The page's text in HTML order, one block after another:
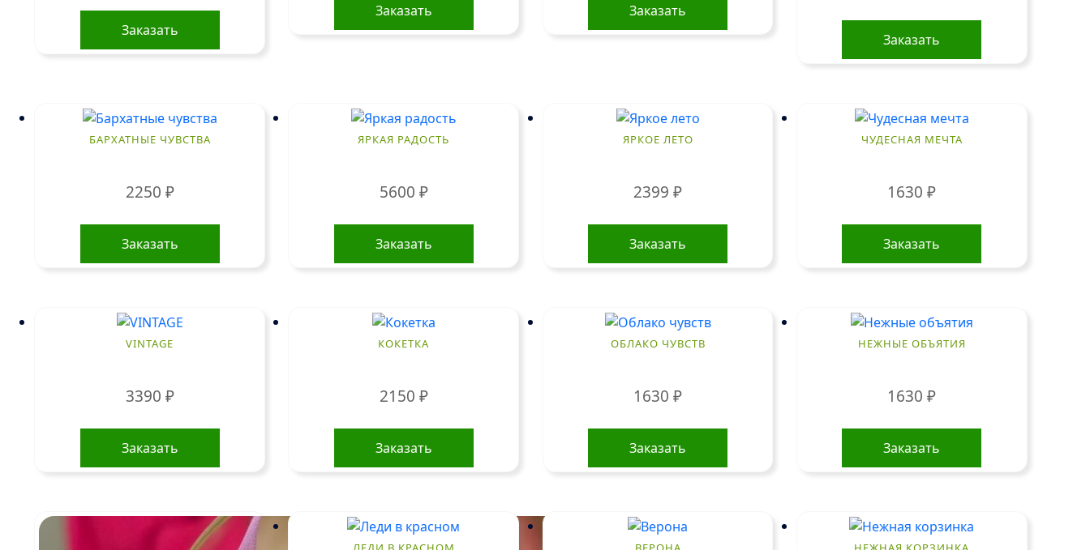
Заказать
Заказать Заказать
Заказать
БАРХАТНЫЕ ЧУВСТВА
2250 ₽
Заказать
ЯРКАЯ РАДОСТЬ
5600 ₽
Заказать
ЯРКОЕ ЛЕТО
2399 ₽
Заказать
ЧУДЕСНАЯ МЕЧТА
1630₽
Заказать
VINTAGE
3390 ₽
Заказать
КОКЕТКА
2150 ₽
Заказать
ОБЛАКО ЧУВСТВ
1630 ₽
Заказать
НЕЖНЫЕ ОБЪЯТИЯ
1630₽
Заказать